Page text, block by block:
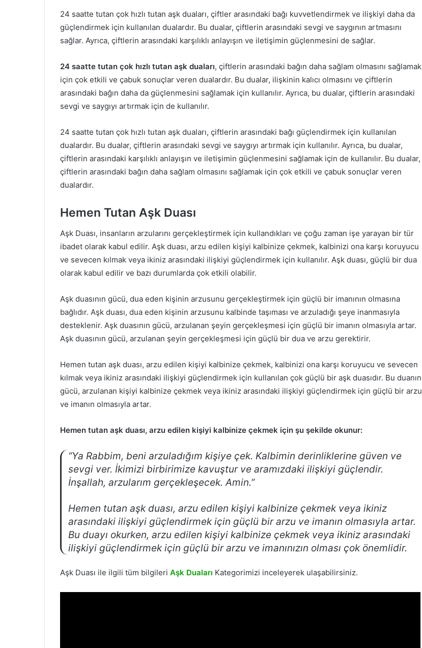
24 saatte tutan çok hızlı tutan aşk duaları, çiftler arasındaki bağı kuvvetlendirmek ve ilişkiyi daha da
güçlendirmek için kullanılan dualardır. Bu dualar, çiftlerin arasındaki sevgi ve saygının artmasını
sağlar. Ayrıca, çiftlerin arasındaki karşılıklı anlayışın ve iletişimin güçlenmesini de sağlar.
24 saatte tutan çok hızlı tutan aşk duaları, çiftlerin arasındaki bağın daha sağlam olmasını sağlamak
için çok etkili ve çabuk sonuçlar veren dualardır. Bu dualar, ilişkinin kalıcı olmasını ve çiftlerin
arasındaki bağın daha da güçlenmesini sağlamak için kullanılır. Ayrıca, bu dualar, çiftlerin arasındaki
sevgi ve saygıyı artırmak için de kullanılır.
24 saatte tutan çok hızlı tutan aşk duaları, çiftlerin arasındaki bağı güçlendirmek için kullanılan
dualardır. Bu dualar, çiftlerin arasındaki sevgi ve saygıyı artırmak için kullanılır. Ayrıca, bu dualar,
çiftlerin arasındaki karşılıklı anlayışın ve iletişimin güçlenmesini sağlamak için de kullanılır. Bu dualar,
çiftlerin arasındaki bağın daha sağlam olmasını sağlamak için çok etkili ve çabuk sonuçlar veren
dualardır.
Hemen Tutan Aşk Duası
Aşk Duası, insanların arzularını gerçekleştirmek için kullandıkları ve çoğu zaman işe yarayan bir tür
ibadet olarak kabul edilir. Aşk duası, arzu edilen kişiyi kalbinize çekmek, kalbinizi ona karşı koruyucu
ve sevecen kılmak veya ikiniz arasındaki ilişkiyi güçlendirmek için kullanılır. Aşk duası, güçlü bir dua
olarak kabul edilir ve bazı durumlarda çok etkili olabilir.
Aşk duasının gücü, dua eden kişinin arzusunu gerçekleştirmek için güçlü bir imanının olmasına
bağlıdır. Aşk duası, dua eden kişinin arzusunu kalbinde taşıması ve arzuladığı şeye inanmasıyla
desteklenir. Aşk duasının gücü, arzulanan şeyin gerçekleşmesi için güçlü bir imanın olmasıyla artar.
Aşk duasının gücü, arzulanan şeyin gerçekleşmesi için güçlü bir dua ve arzu gerektirir.
Hemen tutan aşk duası, arzu edilen kişiyi kalbinize çekmek, kalbinizi ona karşı koruyucu ve sevecen
kılmak veya ikiniz arasındaki ilişkiyi güçlendirmek için kullanılan çok güçlü bir aşk duasıdır. Bu duanın
gücü, arzulanan kişiyi kalbinize çekmek veya ikiniz arasındaki ilişkiyi güçlendirmek için güçlü bir arzu
ve imanın olmasıyla artar.
Hemen tutan aşk duası, arzu edilen kişiyi kalbinize çekmek için şu şekilde okunur:
“Ya Rabbim, beni arzuladığım kişiye çek. Kalbimin derinliklerine güven ve
sevgi ver. İkimizi birbirimize kavuştur ve aramızdaki ilişkiyi güçlendir.
İnşallah, arzularım gerçekleşecek. Amin.”
Hemen tutan aşk duası, arzu edilen kişiyi kalbinize çekmek veya ikiniz
arasındaki ilişkiyi güçlendirmek için güçlü bir arzu ve imanın olmasıyla artar.
Bu duayı okurken, arzu edilen kişiyi kalbinize çekmek veya ikiniz arasındaki
ilişkiyi güçlendirmek için güçlü bir arzu ve imanınızın olması çok önemlidir.
Aşk Duası ile ilgili tüm bilgileri Aşk Duaları Kategorimizi inceleyerek ulaşabilirsiniz.